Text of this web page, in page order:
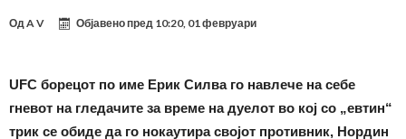
ОдA V Објавено пред 10:20, 01 февруари
UFC борецот по име Ерик Силва го навлече на себе
гневот на гледачите за време на дуелот во кој со „евтин“
трик се обиде да го нокаутира својот противник, Нордин